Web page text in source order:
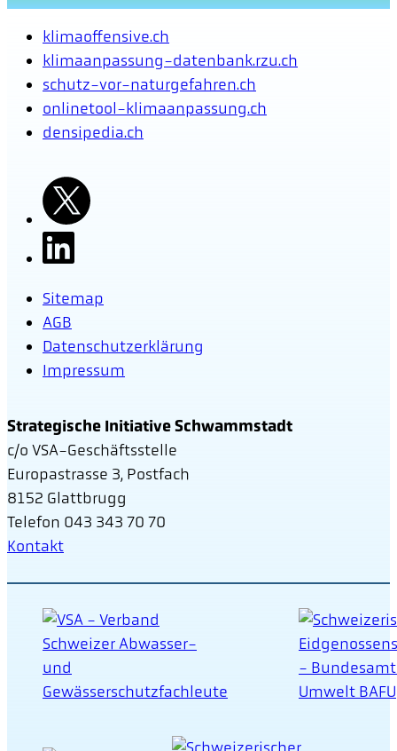
klimaoffensive.ch
klimaanpassung-datenbank.rzu.ch
schutz-vor-naturgefahren.ch
onlinetool-klimaanpassung.ch
densipedia.ch
Sitemap
AGB
Datenschutzerklärung
Impressum
Strategische Initiative Schwammstadt
c/o VSA-Geschäftsstelle
Europastrasse 3, Postfach
8152 Glattbrugg
Telefon 043 343 70 70
Kontakt